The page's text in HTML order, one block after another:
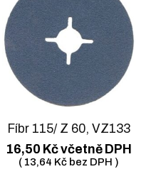
Fíbr 115/ Z 60, VZ133
16,50 Kčvčetně DPH
( 13,64 Kčbez DPH )